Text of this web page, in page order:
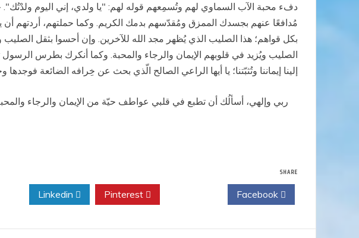
دفء محبة الآب السماوي لهم وتُسمِعهم قوله لهم: "يا ولدي، إني اليوم
مُدافعًا عنهم بجسدك الممزق ومُقدّسهم بدمك الكريم. وكما حملتهم، أردتهم
بكل قواهم؛ هذا الصليب الذي يُظهر مجد الله للآخرين. وإن أحسوا بثقل
الصليب ويُزيد في قلوبهم الإيمان والرجاء والمحبة. وكما أنكرك بطرس
إلينا إيماننا وتُثبّتنا؛ يا أيها الراعي الصالح الّذي بحث عن خِرافه الضائعة
ربي وإلهي، أسألُك أن تطبع في قلبي عواطف حيّة من الإيمان والرجاء
SHARE